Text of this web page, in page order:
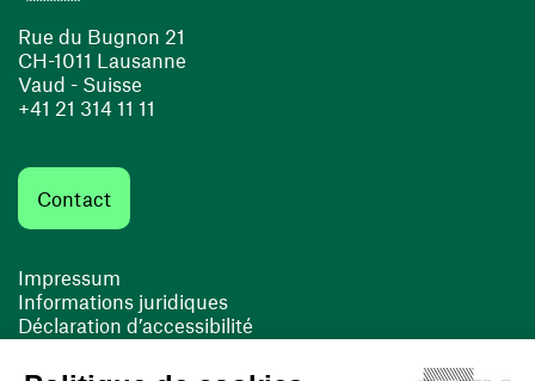
Rue du Bugnon 21
CH-1011 Lausanne
Vaud - Suisse
+41 21 314 11 11
Contact
Impressum
Informations juridiques
Déclaration d’accessibilité
Cookies